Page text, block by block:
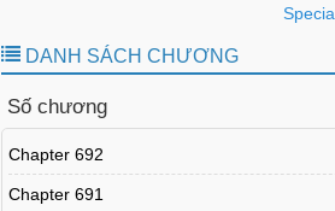
DANH SÁCH CHƯƠNG
Số chương
Chapter 692
Chapter 691